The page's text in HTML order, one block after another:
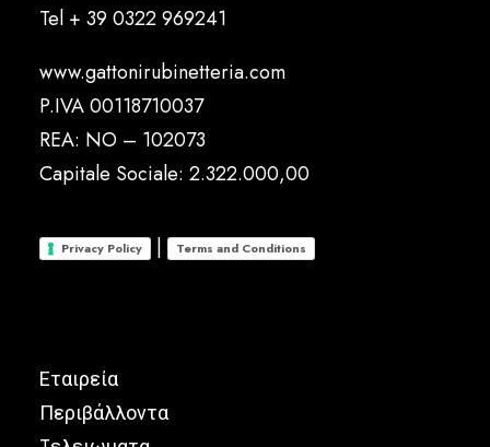
Tel + 39 0322 969241
www.gattonirubinetteria.com
P.IVA 00118710037
REA: NO – 102073
Capitale Sociale: 2.322.000,00
Privacy Policy | Terms and Conditions
Εταιρεία
Περιβάλλοντα